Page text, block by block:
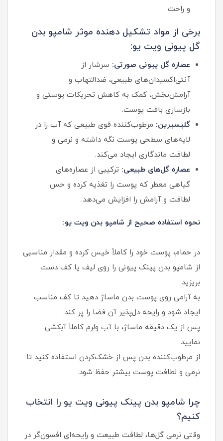
و راحت.
برخی از مواد تشکیل دهنده موثر شامپو بدن
گل پیونی ویت یو:
عصاره گل پیونی صورتی: سرشار از
آنتی‌اکسیدان‌های طبیعی، ضدالتهاب و
آرامش‌بخش، کمک به کاهش تحریکات پوستی و
بازسازی بافت پوست.
گلیسیرین: مرطوب‌کننده قوی طبیعی که آب را در
لایه‌های سطحی پوست نگه داشته و نرمی و
لطافت ماندگاری ایجاد می‌کند.
عصاره گل‌های طبیعی: ترکیبی از عصاره‌های
گیاهی معطر که پوست را تغذیه کرده و حس
لطافت و آرامش را افزایش می‌دهد.
نحوه استفاده صحیح از شامپو بدن ویت یو:
در حمام، پوست خود را کاملاً خیس کرده و مقدار مناسبی
از شامپو بدن پینک پیونی را روی لیف یا کف دست
بریزید.
به آرامی روی پوست بدن ماساژ دهید تا کف مناسب
ایجاد شود و رایحه دل‌پذیر آن فضا را پر کند.
پس از یک دقیقه ماساژ، با آب ولرم کاملاً آبکشی
نمایید.
از مرطوب‌کننده بدن پس از خشک‌کردن استفاده کنید تا
نرمی و لطافت پوست بیشتر حفظ شود.
چرا شامپو بدن پینک پیونی ویت یو را انتخاب
کنیم؟
وقتی نرمی گل‌ها، لطافت طبیعت و رایحه‌ای افسون‌گر در